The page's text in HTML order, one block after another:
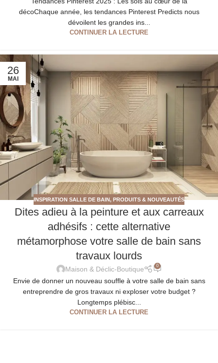
décoChaque année, les tendances Pinterest Predicts nous
dévoilent les grandes ins...
CONTINUER LA LECTURE
26
MAI
INSPIRATION SALLE DE BAIN, PRODUITS & NOUVEAUTÉS
Dites adieu à la peinture et aux carreaux
adhésifs : cette alternative
métamorphose votre salle de bain sans
travaux lourds
Maison & Déclic-Boutique 0
Envie de donner un nouveau souffle à votre salle de bain sans
entreprendre de gros travaux ni exploser votre budget ?
Longtemps plébisc...
CONTINUER LA LECTURE